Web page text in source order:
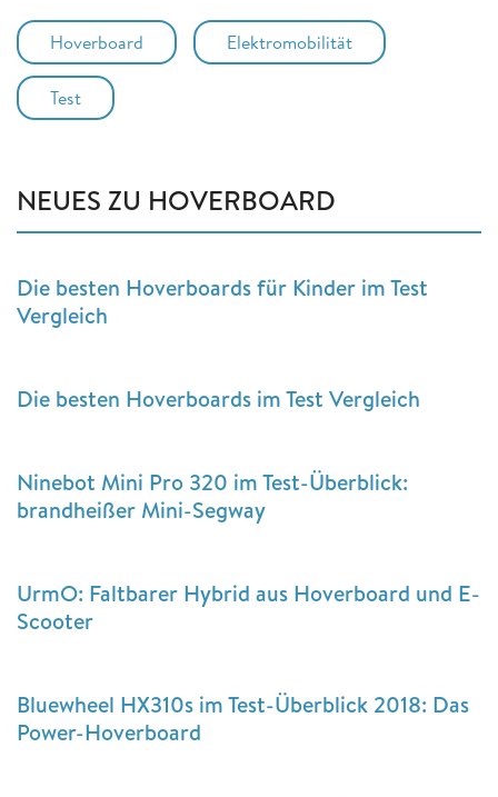
Hoverboard Elektromobilität
Test
NEUES ZU HOVERBOARD
Die besten Hoverboards für Kinder im Test
Vergleich
Die besten Hoverboards im Test Vergleich
Ninebot Mini Pro 320 im Test-Überblick:
brandheißer Mini-Segway
UrmO: Faltbarer Hybrid aus Hoverboard und E-
Scooter
Bluewheel HX310s im Test-Überblick 2018: Das
Power-Hoverboard